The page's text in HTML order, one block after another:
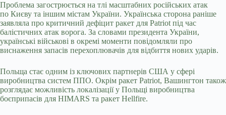
Проблема загострюється на тлі масштабних російських атак
по Києву та іншим містам України. Українська сторона раніше
заявляла про критичний дефіцит ракет для Patriot під час
балістичних атак ворога. За словами президента України,
українські військові в окремі моменти повідомляли про
виснаження запасів перехоплювачів для відбиття нових ударів.
Польща стає одним із ключових партнерів США у сфері
виробництва систем ППО. Окрім ракет Patriot, Вашингтон також
розглядає можливість локалізації у Польщі виробництва
боєприпасів для HIMARS та ракет Hellfire.